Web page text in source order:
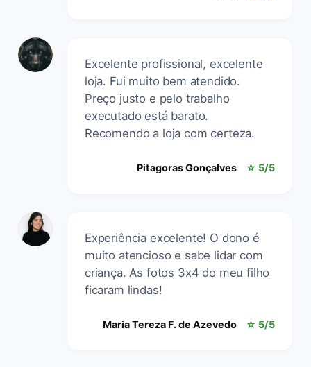
Excelente profissional, excelente
loja. Fui muito bem atendido.
Preço justo e pelo trabalho
executado está barato.
Recomendo a loja com certeza.
Pitagoras Gonçalves ☆ 5/5
Experiência excelente! O dono é
muito atencioso e sabe lidar com
criança. As fotos 3x4 do meu filho
ficaram lindas!
Maria Tereza F. de Azevedo ☆ 5/5